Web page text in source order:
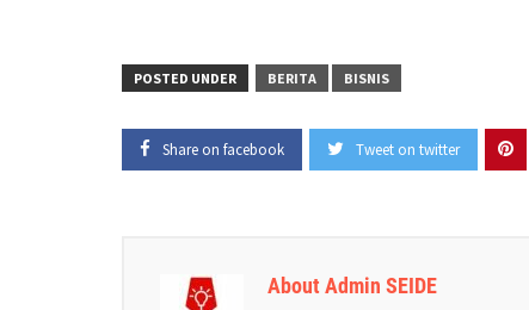
POSTED UNDER BERITA BISNIS
Share on facebook Tweet on twitter
About Admin SEIDE